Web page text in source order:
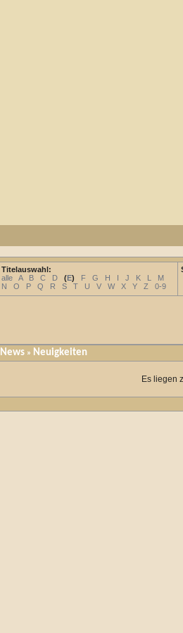
Titelauswahl:
alle
A B C D (E) F G H I J K L
M
N
O P Q R S T U V W X Y Z 0-9
News » Neuigkeiten
Es liegen